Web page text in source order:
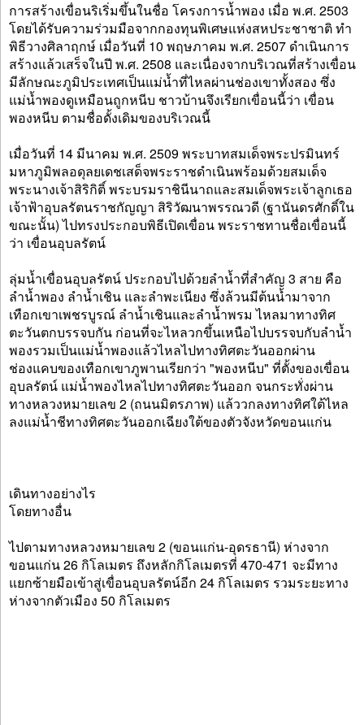
การสร้างเขื่อนริเริ่มขึ้นในชื่อ โครงการน้ำพอง เมื่อ พ.ศ. 2503
โดยได้รับความร่วมมือจากกองทุนพิเศษแห่งสหประชาชาติ ทำ
พิธีวางศิลาฤกษ์ เมื่อวันที่ 10 พฤษภาคม พ.ศ. 2507 ดำเนินการ
สร้างแล้วเสร็จในปี พ.ศ. 2508 และเนื่องจากบริเวณที่สร้างเขื่อน
มีลักษณะภูมิประเทศเป็นแม่น้ำที่ไหลผ่านช่องเขาทั้งสอง ซึ่ง
แม่น้ำพองดูเหมือนถูกหนีบ ชาวบ้านจึงเรียกเขื่อนนี้ว่า เขื่อน
พองหนีบ ตามชื่อดั้งเดิมของบริเวณนี้
เมื่อวันที่ 14 มีนาคม พ.ศ. 2509 พระบาทสมเด็จพระปรมินทร์
มหาภูมิพลอดุลยเดชเสด็จพระราชดำเนินพร้อมด้วยสมเด็จ
พระนางเจ้าสิริกิติ์ พระบรมราชินีนาถและสมเด็จพระเจ้าลูกเธอ
เจ้าฟ้าอุบลรัตนราชกัญญา สิริวัฒนาพรรณวดี (ฐานันดรศักดิ์ใน
ขณะนั้น) ไปทรงประกอบพิธีเปิดเขื่อน พระราชทานชื่อเขื่อนนี้
ว่า เขื่อนอุบลรัตน์
ลุ่มน้ำเขื่อนอุบลรัตน์ ประกอบไปด้วยลำน้ำที่สำคัญ 3 สาย คือ
ลำน้ำพอง ลำน้ำเชิน และลำพะเนียง ซึ่งล้วนมีต้นน้ำมาจาก
เทือกเขาเพชรบูรณ์ ลำน้ำเชินและลำน้ำพรม ไหลมาทางทิศ
ตะวันตกบรรจบกัน ก่อนที่จะไหลวกขึ้นเหนือไปบรรจบกับลำน้ำ
พองรวมเป็นแม่น้ำพองแล้วไหลไปทางทิศตะวันออกผ่าน
ช่องแคบของเทือกเขาภูพานเรียกว่า "พองหนีบ" ที่ตั้งของเขื่อน
อุบลรัตน์ แม่น้ำพองไหลไปทางทิศตะวันออก จนกระทั่งผ่าน
ทางหลวงหมายเลข 2 (ถนนมิตรภาพ) แล้ววกลงทางทิศใต้ไหล
ลงแม่น้ำชีทางทิศตะวันออกเฉียงใต้ของตัวจังหวัดขอนแก่น
เดินทางอย่างไร
โดยทางอื่น
ไปตามทางหลวงหมายเลข 2 (ขอนแก่น-อุดรธานี) ห่างจาก
ขอนแก่น 26 กิโลเมตร ถึงหลักกิโลเมตรที่ 470-471 จะมีทาง
แยกซ้ายมือเข้าสู่เขื่อนอุบลรัตน์อีก 24 กิโลเมตร รวมระยะทาง
ห่างจากตัวเมือง 50 กิโลเมตร